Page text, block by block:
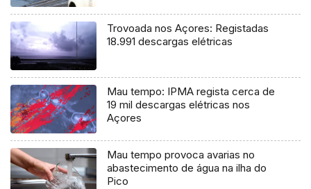
Trovoada nos Açores: Registadas
18.991 descargas elétricas
Mau tempo: IPMA regista cerca de
19 mil descargas elétricas nos
Açores
Mau tempo provoca avarias no
abastecimento de água na ilha do
Pico